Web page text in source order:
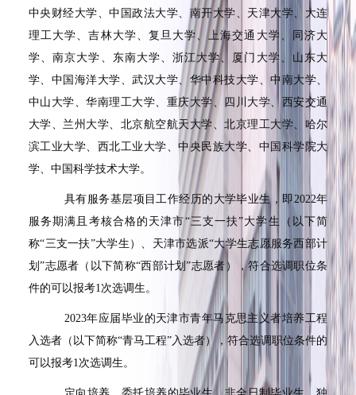
中央财经大学、中国政法大学、南开大学、天津大学、大连
理工大学、吉林大学、复旦大学、上海交通大学、同济大
学、南京大学、东南大学、浙江大学、厦门大学、山东大
学、中国海洋大学、武汉大学、华中科技大学、中南大学、
中山大学、华南理工大学、重庆大学、四川大学、西安交通
大学、兰州大学、北京航空航天大学、北京理工大学、哈尔
滨工业大学、西北工业大学、中央民族大学、中国科学院大
学、中国科学技术大学。
具有服务基层项目工作经历的大学毕业生，即2022年
服务期满且考核合格的天津市“三支一扶”大学生（以下简
称“三支一扶”大学生）、天津市选派“大学生志愿服务西部计
划”志愿者（以下简称“西部计划”志愿者），符合选调职位条
件的可以报考1次选调生。
2023年应届毕业的天津市青年马克思主义者培养工程
入选者（以下简称“青马工程”入选者），符合选调职位条件的
可以报考1次选调生。